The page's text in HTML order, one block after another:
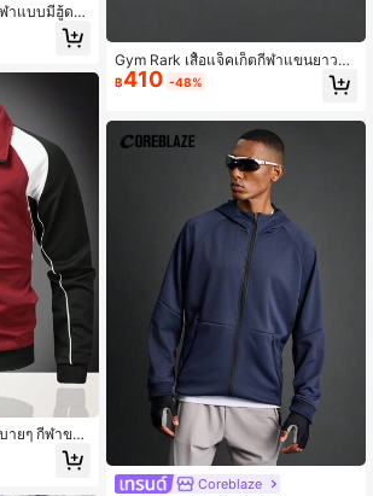
ฬาแบบมีฮู้ดพิ
ตล์แฟนหนุ่ม
กีฬาสไตล์ฤดู
ายๆ กีฬาของ
าสต์
Gym Rark เสื้อแจ็คเก็ตกีฬาแขนยาวลำ
ลองสไตล์บอยเฟรนด์สำหรับผู้ชาย
฿410 -48%
Coreblaze